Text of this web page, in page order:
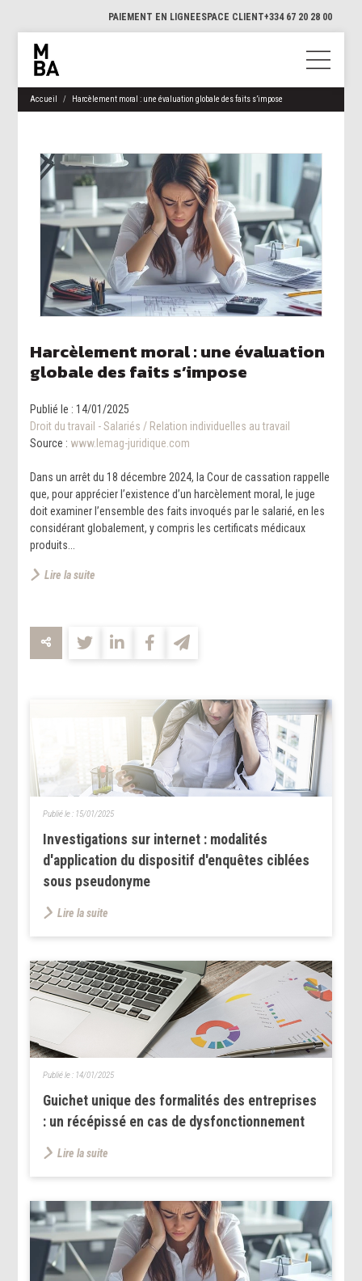
PAIEMENT EN LIGNEESPACE CLIENT+334 67 20 28 00
Accueil Harcèlement moral : une évaluation globale des faits s’impose
Harcèlement moral : une évaluation
globale des faits s’impose
Publié le :14/01/2025
Droit du travail - Salariés / Relation individuelles au travail
Source : www.lemag-juridique.com
Dans un arrêt du 18 décembre 2024, la Cour de cassation rappelle
que, pour apprécier l’existence d’un harcèlement moral, le juge
doit examiner l’ensemble des faits invoqués par le salarié, en les
considérant globalement, y compris les certificats médicaux
produits...
Lire la suite
Investigations sur internet : modalités
d'application du dispositif d'enquêtes ciblées
sous pseudonyme
Publié le : 15/01/2025
Lire la suite
Guichet unique des formalités des entreprises
: un récépissé en cas de dysfonctionnement
Publié le : 14/01/2025
Lire la suite